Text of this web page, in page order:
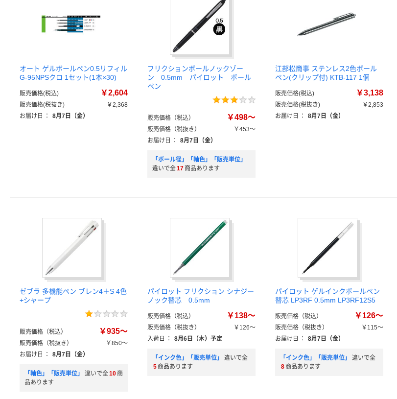
オート ゲルボールペン0.5リフィル
G-95NPSクロ 1セット(1本×30)
販売価格(税込) ￥2,604
販売価格(税抜き)
￥2,368
お届け日
： 8月7日（金）
フリクションボールノックゾー
ン 0.5mm パイロット ボール
ペン
販売価格（税込） ￥498～
販売価格（税抜き）
￥453～
お届け日
： 8月7日（金）
「ボール径」「軸色」「販売単位」
違いで全17 商品あります
江部松商事 ステンレス2色ボール
ペン(クリップ付) KTB-117 1個
販売価格(税込) ￥3,138
販売価格(税抜き)
￥2,853
お届け日
： 8月7日（金）
ゼブラ 多機能ペン ブレン4＋S 4色
+シャープ
販売価格（税込） ￥935～
販売価格（税抜き）
￥850～
お届け日
： 8月7日（金）
「軸色」「販売単位」 違いで全10 商
品あります
パイロット フリクション シナジー
ノック替芯 0.5mm
販売価格（税込） ￥138～
販売価格（税抜き）
￥126～
入荷日
： 8月6日（木）予定
「インク色」「販売単位」
違いで全
5 商品あります
パイロット ゲルインクボールペン
替芯 LP3RF 0.5mm LP3RF12S5
販売価格（税込） ￥126～
販売価格（税抜き）
￥115～
お届け日
： 8月7日（金）
「インク色」「販売単位」
違いで全
8 商品あります